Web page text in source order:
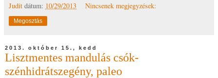
Judit dátum: 10/29/2013 Nincsenek megjegyzések:
Megosztás
2013. október 15., kedd
Lisztmentes mandulás csók-
szénhidrátszegény, paleo